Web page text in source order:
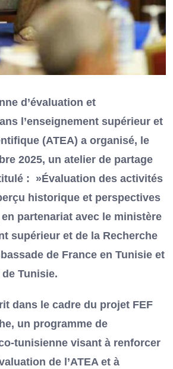
d’évaluation et
l’enseignement supérieur et
(ATEA) a organisé, le
2025, un atelier de partage
: »Évaluation des activités
historique et perspectives
partenariat avec le ministère
supérieur et de la Recherche
de France en Tunisie et
de Tunisie.
dans le cadre du projet FEF
un programme de
tunisienne visant à renforcer
de l’ATEA et à